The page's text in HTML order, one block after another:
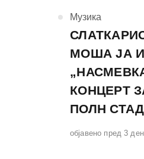
КАтегорија
Музика
МОША ЈА
КОНЦЕРТ
ПОЛН
Објавено
објавено пред 3